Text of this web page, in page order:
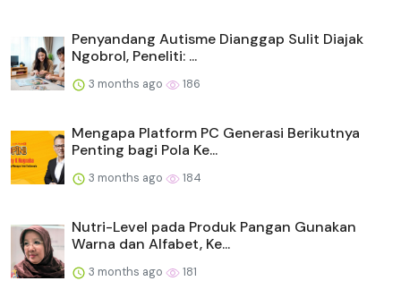
Penyandang Autisme Dianggap Sulit Diajak
Ngobrol, Peneliti: ...
3 months ago 186
Mengapa Platform PC Generasi Berikutnya
Penting bagi Pola Ke...
3 months ago 184
Nutri-Level pada Produk Pangan Gunakan
Warna dan Alfabet, Ke...
3 months ago 181